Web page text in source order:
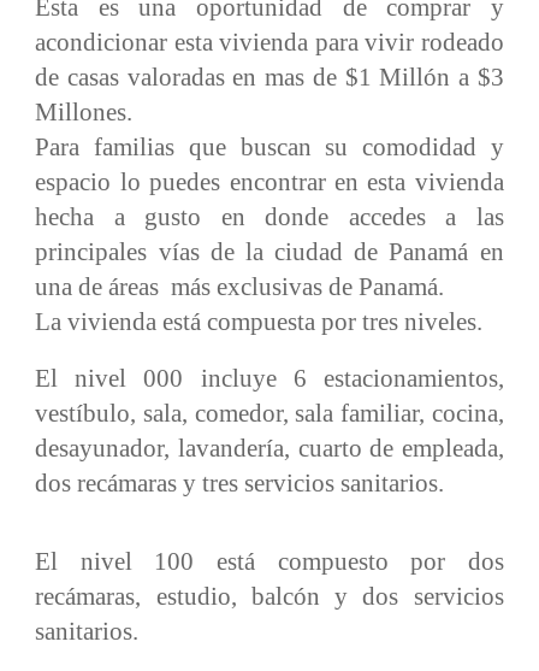
Esta es una oportunidad de comprar y
acondicionar esta vivienda para vivir rodeado
de casas valoradas en mas de $1 Millón a $3
Millones.
Para familias que buscan su comodidad y
espacio lo puedes encontrar en esta vivienda
hecha a gusto en donde accedes a las
principales vías de la ciudad de Panamá en
una de áreas más exclusivas de Panamá.
La vivienda está compuesta por tres niveles.
El nivel 000 incluye 6 estacionamientos,
vestíbulo, sala, comedor, sala familiar, cocina,
desayunador, lavandería, cuarto de empleada,
dos recámaras y tres servicios sanitarios.
El nivel 100 está compuesto por dos
recámaras, estudio, balcón y dos servicios
sanitarios.